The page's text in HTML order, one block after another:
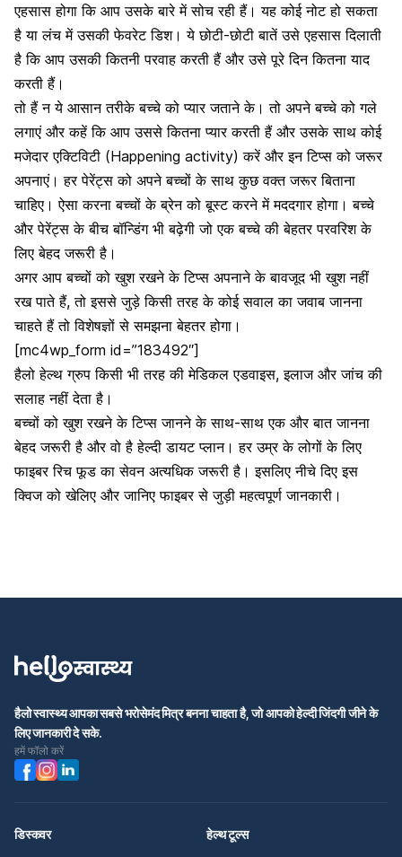
एहसास होगा कि आप उसके बारे में सोच रही हैं। यह कोई नोट हो सकता
है यालंच में उसकी फेवरेट डिश। ये छोटी-छोटी बातें उसे एहसास दिलाती
है कि आप उसकी कितनी परवाह करती हैं और उसे पूरे दिन कितना याद
करती हैं।
तो हैं न ये आसान तरीके बच्चे को प्यार जताने के। तो अपने बच्चे को गले
लगाएं और कहें कि आप उससे कितना प्यार करती हैं और उसके साथ कोई
मजेदार एक्टिविटी (Happening activity) करें और इन टिप्स को जरूर
अपनाएं। हर पेरेंट्स को अपने बच्चों के साथ कुछ वक्त जरूर बिताना
चाहिए। ऐसा करना बच्चों के ब्रेन को बूस्ट करने में मददगार होगा। बच्चे
और पेरेंट्स के बीच बॉन्डिंग भी बढ़ेगी जो एक बच्चे की बेहतर परवरिश के
लिए बेहद जरूरी है।
अगर आप बच्चों को खुश रखने के टिप्स अपनाने के बावजूद भी खुश नहीं
रख पाते हैं, तो इससे जुड़े किसी तरह के कोई सवाल का जवाब जानना
चाहते हैं तो विशेषज्ञों से समझना बेहतर होगा।
[mc4wp_form id=”183492″]
हैलो हेल्थ ग्रुप किसी भी तरह की मेडिकल एडवाइस,इलाज और जांच की
सलाह नहीं देता है।
बच्चों को खुश रखने के टिप्स जानने के साथ-साथ एक और बात जानना
बेहद जरूरी है और वो है हेल्दी डायट प्लान। हर उम्र के लोगों के लिए
फाइबर रिच फूड का सेवन अत्यधिक जरूरी है। इसलिए नीचे दिए इस
क्विज को खेलिए और जानिए फाइबर से जुड़ी महत्वपूर्ण जानकारी।
हैलो स्वास्थ्य आपका सबसे भरोसेमंद मित्र बनना चाहता है, जो आपको हेल्दी जिंदगी जीने के
लिए जानकारी दे सके.
हमें फॉलो करें
डिस्कवर हेल्थ टूल्स